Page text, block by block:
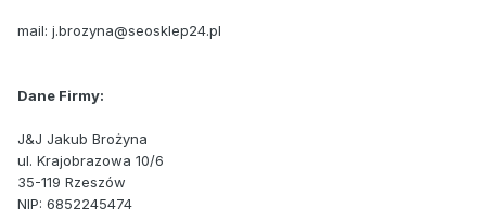
mail: j.brozyna@seosklep24.pl
Dane Firmy:
J&J Jakub Brożyna
ul. Krajobrazowa 10/6
35-119 Rzeszów
NIP: 6852245474